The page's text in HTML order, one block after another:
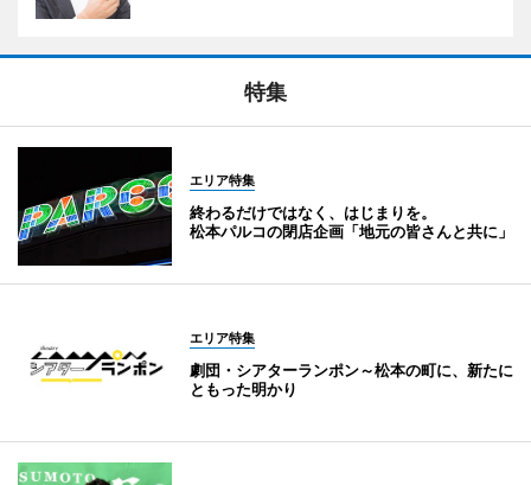
特集
エリア特集
終わるだけではなく、はじまりを。
松本パルコの閉店企画「地元の皆さんと共に」
エリア特集
劇団・シアターランポン～松本の町に、新たに
ともった明かり